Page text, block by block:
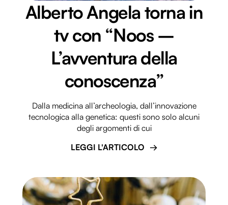
Alberto Angela torna in
tv con “Noos –
L’avventura della
conoscenza”
Dalla medicina all’archeologia, dall’innovazione
tecnologica alla genetica: questi sono solo alcuni
degli argomenti di cui
LEGGI L'ARTICOLO